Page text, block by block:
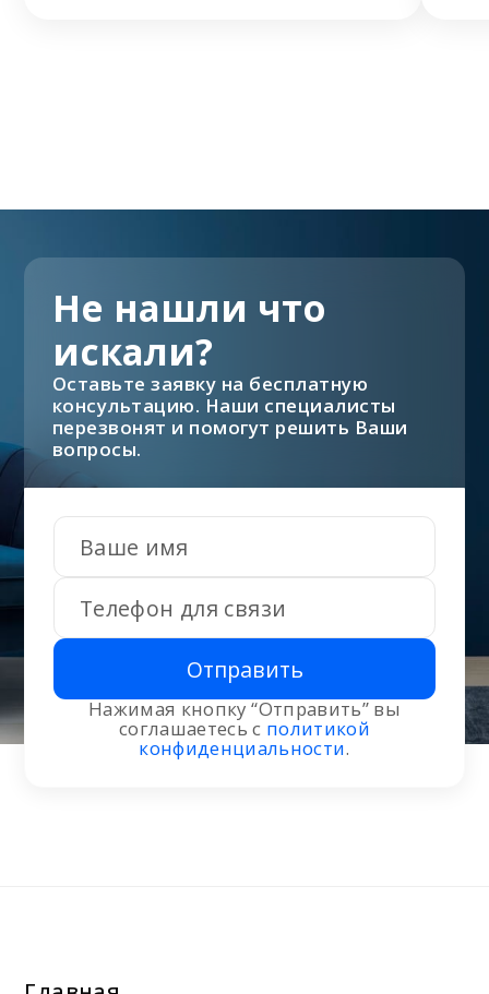
Отправить
Нажимая кнопку “Отправить” вы
соглашаетесь с политикой
конфиденциальности.
Не нашли что
искали?
Оставьте заявку на бесплатную
консультацию. Наши специалисты
перезвонят и помогут решить Ваши
вопросы.